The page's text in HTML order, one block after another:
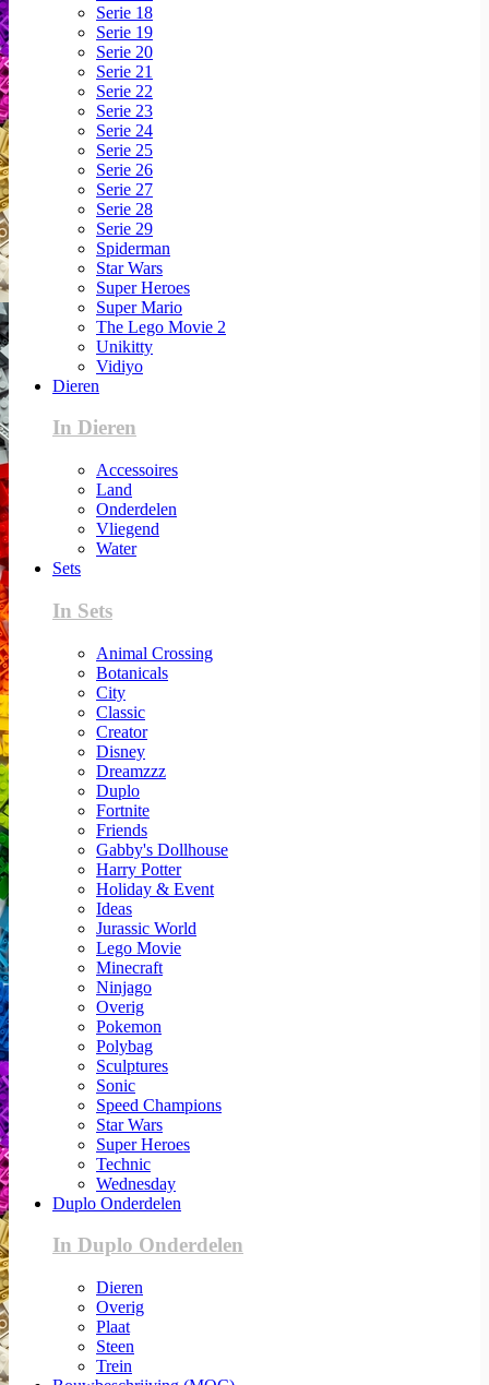
Serie 18
Serie 19
Serie 20
Serie 21
Serie 22
Serie 23
Serie 24
Serie 25
Serie 26
Serie 27
Serie 28
Serie 29
Spiderman
Star Wars
Super Heroes
Super Mario
The Lego Movie 2
Unikitty
Vidiyo
Dieren
In Dieren
Accessoires
Land
Onderdelen
Vliegend
Water
Sets
In Sets
Animal Crossing
Botanicals
City
Classic
Creator
Disney
Dreamzzz
Duplo
Fortnite
Friends
Gabby's Dollhouse
Harry Potter
Holiday & Event
Ideas
Jurassic World
Lego Movie
Minecraft
Ninjago
Overig
Pokemon
Polybag
Sculptures
Sonic
Speed Champions
Star Wars
Super Heroes
Technic
Wednesday
Duplo Onderdelen
In Duplo Onderdelen
Dieren
Overig
Plaat
Steen
Trein